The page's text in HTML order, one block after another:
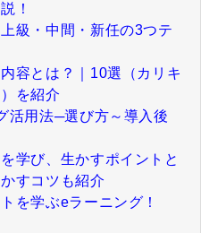
！
級・中間・新任の3つテ
容とは？｜10選（カリキ
を紹介
活用法─選び方～導入後
学び、生かすポイントと
すコツも紹介
を学ぶeラーニング！